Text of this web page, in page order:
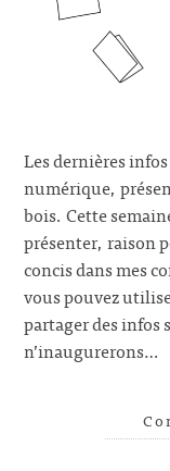
Les dernières
numérique,
bois. Cette
présenter, raison
concis dans mes
vous pouvez
partager des
n’inaugurerons…